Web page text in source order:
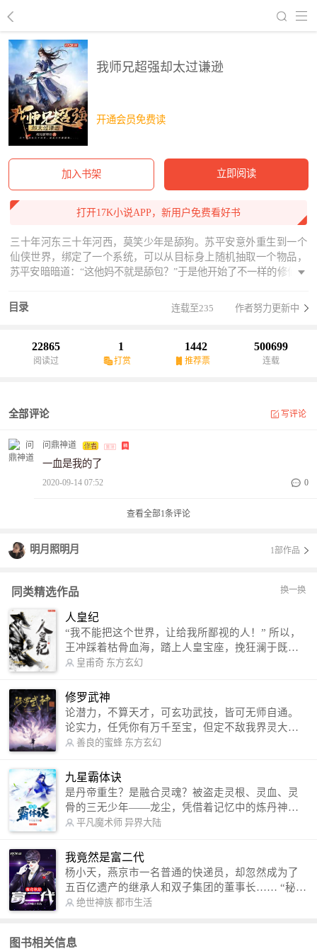
我师兄超强却太过谦逊
开通会员免费读
加入书架 立即阅读
打开17K小说APP，新用户免费看好书
三十年河东三十年河西，莫笑少年是舔狗。苏平安意外重生到一个
仙侠世界，绑定了一个系统，可以从目标身上随机抽取一个物品，
苏平安暗暗道：“这他妈不就是舔包？”于是他开始了不一样的修仙之
舔到一颗筑基丹；”“叮！宿主消耗8点装逼值兑换1次抽奖次数，从大
晋王朝三公主身上舔到一枚通灵宝玉；”“叮！宿主消耗6点装逼值兑
图；”
目录 连载至235 作者努力更新中
22865
阅读过
1
打赏
1442
推荐票
500699
连载
全部评论 写评论
问鼎神道
一血是我的了
2020-09-14 07:52 0
查看全部1条评论
明月照明月 1部作品
同类精选作品 换一换
人皇纪
“我不能把这个世界，让给我所鄙视的人！” 所以，
王冲踩着枯骨血海，踏上人皇宝座，挽狂澜于既
倒，扶大厦之将倾，成就了一段无上的传说！ 微信
微博：皇甫奇（地址：http://weibo.com/u/25284575
87） QQ交流群：320238210【普通群】 574501330
【VIP订阅群】 欢迎大家关注。
皇甫奇 东方玄幻
修罗武神
论潜力，不算天才，可玄功武技，皆可无师自通。
论实力，任凭你有万千至宝，但定不敌我界灵大
军。 我是谁？天下众生视我为修罗，却不知，我以
信公众号：善良的蜜蜂后援会）
善良的蜜蜂 东方玄幻
九星霸体诀
是丹帝重生？是融合灵魂？被盗走灵根、灵血、灵
骨的三无少年——龙尘，凭借着记忆中的炼丹神
术，修行神秘功法九星霸体诀，拨开重重迷雾，解
勾搭各色美女，镇压恶鬼邪神。 江湖传闻：龙
尘一到，地吼天啸。龙尘一出，鬼泣神哭。 本
故事纯属虚构，如有雷同，那就是真事儿，想要对
号入座，抓紧时间进群：487963015 微信公众号：
平凡魔术师 异界大陆
我竟然是富二代
杨小天，燕京市一名普通的快递员，却忽然成为了
五百亿遗产的继承人和双子集团的董事长…… “秘
书，给我定制一套百亿富翁的吃喝住行标准！” “好
呢？” “回杨总，开车太堵，已经给你安排了直升
绝世神族 都市生活
图书相关信息